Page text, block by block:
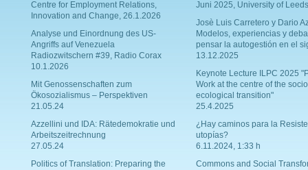
Centre for Employment Relations,
Innovation and Change, 26.1.2026
Analyse und Einordnung des US-
Angriffs auf Venezuela
Radiozwitschern #39, Radio Corax
10.1.2026
Mit Genossenschaften zum
Ökosozialismus – Perspektiven
21.05.24
Azzellini und IDA: Rätedemokratie und
Arbeitszeitrechnung
27.05.24
Politics of Translation: Preparing the
Juni 2025, University of Leeds
Josè Luis Carretero y Dario
Modelos, experiencias y
pensar la autogestión en el
13.12.2025
Keynote Lecture ILPC 2025
Work at the centre of the
ecological transition"
25.4.2025
¿Hay caminos para la
utopías?
6.11.2024, 1:33 h
Commons and Social